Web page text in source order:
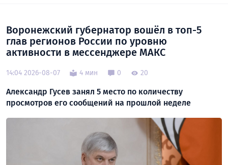
Воронежский губернатор вошёл в топ-5
глав регионов России по уровню
активности в мессенджере МАКС
14:04 2026-08-07 4 мин 0 20
Александр Гусев занял 5 место по количеству
просмотров его сообщений на прошлой неделе